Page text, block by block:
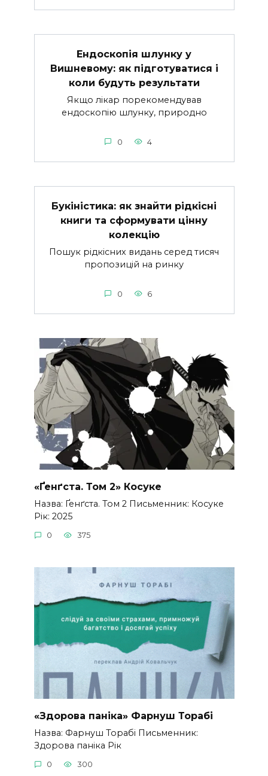
Ендоскопія шлунку у
Вишневому: як підготуватися і
коли будуть результати
Якщо лікар порекомендував
ендоскопію шлунку, природно
0 4
Букіністика: як знайти рідкісні
книги та сформувати цінну
колекцію
Пошук рідкісних видань серед тисяч
пропозицій на ринку
0 6
«Ґенґста. Том 2» Косуке
Назва: Ґенґста. Том 2 Письменник: Косуке
Рік: 2025
0 375
«Здорова паніка» Фарнуш Торабі
Назва: Фарнуш Торабі Письменник:
Здорова паніка Рік
0 300